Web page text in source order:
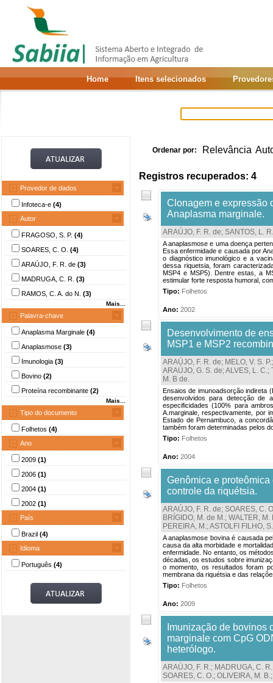
Home Itens selecionados
Provedor de dados
Infoteca-e (4)
Autor
FRAGOSO, S. P. (4)
SOARES, C. O. (4)
ARAÚJO, F. R. de (3)
MADRUGA, C. R. (3)
RAMOS, C. A. do N. (3)
Mais...
Palavra-chave
Anaplasma Marginale (4)
Anaplasmose (3)
Imunologia (3)
Bovino (2)
Proteína recombinante (2)
Mais...
Tipo do documento
Folhetos (4)
Ano
2009 (1)
2006 (1)
2004 (1)
2002 (1)
País
Brazil (4)
Idioma
Português (4)
Ordenar por: Relevância
Registros recuperados: 4
Clonagem e expressão
Anaplasma marginale.
ARAÚJO, F. R. de; SANTOS, L.
A anaplasmose e uma doença
Essa enfermidade e causada por
o diagnóstico imunológico e a
dessa riquetsia, foram
MSP4 e MSP5). Dentre estas, a
estimular forte resposta humoral,
Tipo: Folhetos
Ano: 2002
Desenvolvimento de
MSP1 e MSP2
ARAÚJO, F. R. de; MELO, V. S. P.
ARAÚJO, G. S. de;ALVES, L. C.;
M. B de.
Ensaios de imunoadsorção indireta
desenvolvidos para detecção de
especificidades (100% para
A.marginale, respectivamente, por
Estado de Pernambuco, a
também foram determinadas pelos
Tipo: Folhetos
Ano: 2004
Genômica e
controle da riquétsia.
ARAÚJO, F. R. de; SOARES, C.
BRÍGIDO, M. de M.; WALTER, M.
PEREIRA, M.;ASTOLFI FILHO, S.
A anaplasmose bovina é causada
causa da alta morbidade e
enfermidade. No entanto, os
décadas, os estudos sobre
o momento, os resultados foram
membrana da riquétsia e das
Tipo: Folhetos
Ano: 2009
Imunização de bovinos
marginale com CpG
heterólogo.
ARAÚJO, F. R.; MADRUGA, C. R.
SOARES, C. O.; OLIVEIRA, M. B.